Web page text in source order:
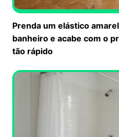
Prenda um elástico
banheiro e acabe com o
tão rápido